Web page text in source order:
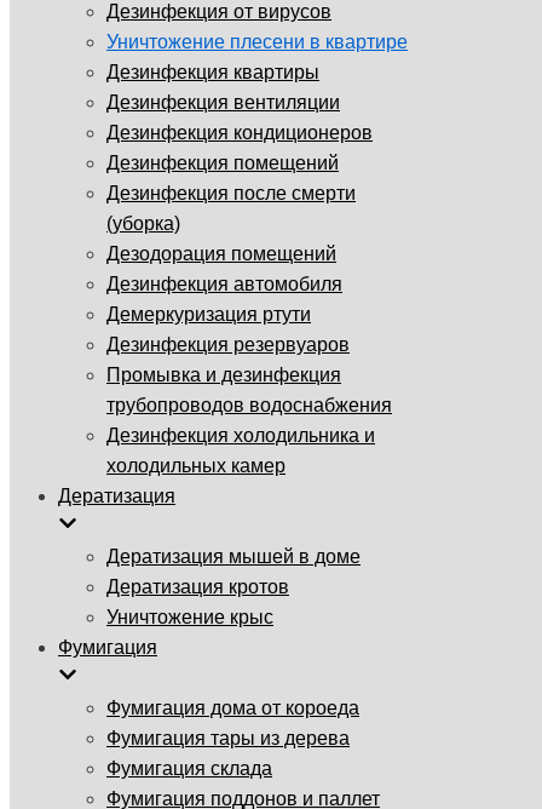
Дезинфекция от вирусов
Уничтожение плесени в квартире
Дезинфекция квартиры
Дезинфекция вентиляции
Дезинфекция кондиционеров
Дезинфекция помещений
Дезинфекция после смерти
(уборка)
Дезодорация помещений
Дезинфекция автомобиля
Демеркуризация ртути
Дезинфекция резервуаров
Промывка и дезинфекция
трубопроводов водоснабжения
Дезинфекция холодильника и
холодильных камер
Дератизация
Дератизация мышей в доме
Дератизация кротов
Уничтожение крыс
Фумигация
Фумигация дома от короеда
Фумигация тары из дерева
Фумигация склада
Фумигация поддонов и паллет